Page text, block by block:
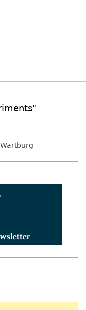
Wartburg